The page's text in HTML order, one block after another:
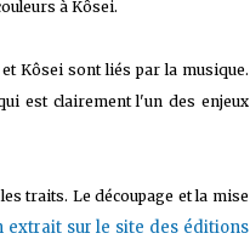
à Kôsei.
Kôsei sont liés par la musique.
est clairement l'un des enjeux
traits. Le découpage et la mise
extrait sur le site des éditions